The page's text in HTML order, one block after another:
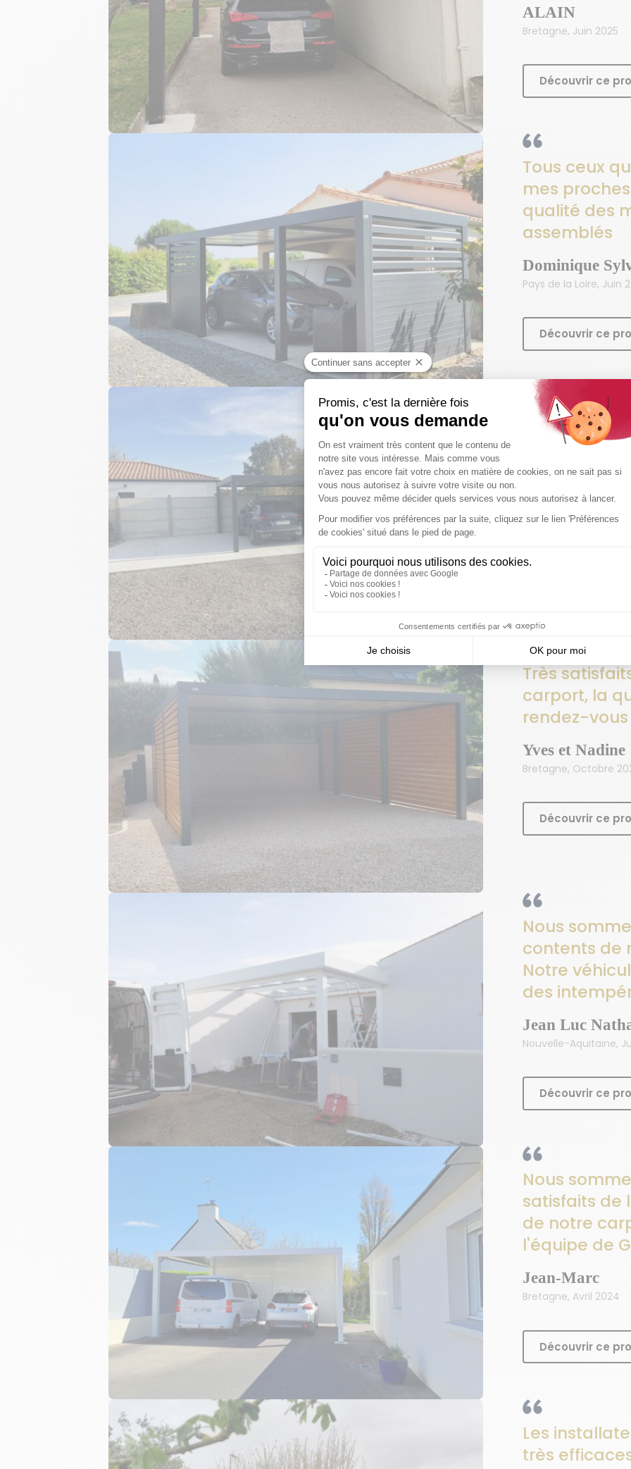
ALAIN
Bretagne, Juin 2025
Découvrir ce
Tous ceux
mes
qualité des
assemblés
Dominique
Pays de la Loire, Juin
Découvrir ce
Les délais
été
suivi
Kathleen
Pays de la Loire,
Très
carport, la
rendez-vous
Yves et Nadine
Bretagne, Octobre
Découvrir ce
Nous
contents de
Notre
des
Jean Luc
Nouvelle-Aquitaine,
Découvrir ce
Nous
satisfaits de
de notre
l'équipe de
Jean-Marc
Bretagne, Avril 2024
Découvrir ce
Les
très